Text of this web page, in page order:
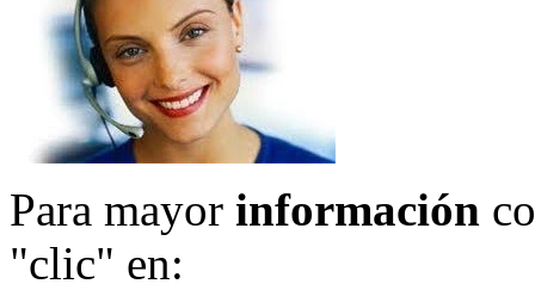
Para mayor información
"clic" en: